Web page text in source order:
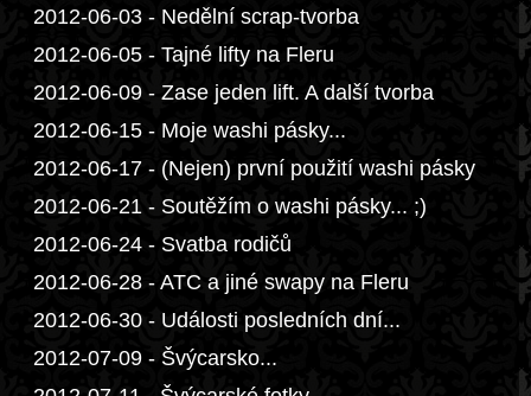
2012-06-03 - Nedělní scrap-tvorba
2012-06-05 - Tajné lifty na Fleru
2012-06-09 - Zase jeden lift. A další tvorba
2012-06-15 - Moje washi pásky...
2012-06-17 - (Nejen) první použití washi pásky
2012-06-21 - Soutěžím o washi pásky... ;)
2012-06-24 - Svatba rodičů
2012-06-28 - ATC a jiné swapy na Fleru
2012-06-30 - Události posledních dní...
2012-07-09 - Švýcarsko...